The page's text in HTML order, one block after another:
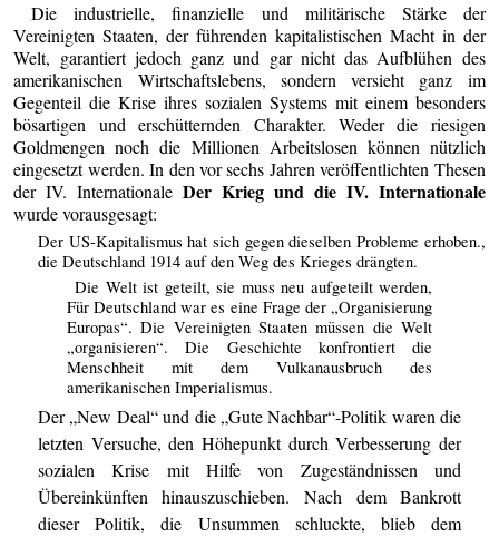
Die industrielle, finanzielle und militärische Stärke der
Vereinigten Staaten, der führenden kapitalistischen Macht in der
Welt, garantiert jedoch ganz und gar nicht das Aufblühen des
amerikanischen Wirtschaftslebens, sondern versieht ganz im
Gegenteil die Krise ihres sozialen Systems mit einem besonders
bösartigen und erschütternden Charakter. Weder die riesigen
Goldmengen noch die Millionen Arbeitslosen können nützlich
eingesetzt werden. In den vor sechs Jahren veröffentlichten Thesen
der IV. InternationaleDer Krieg und die IV. Internationale
wurde vorausgesagt:
Der US-Kapitalismus hat sich gegen dieselben Probleme erhoben.,
die Deutschland 1914 auf den Weg des Krieges drängten.
Die Welt ist geteilt, sie muss neu aufgeteilt werden,
Für Deutschland war es eine Frage der „Organisierung
Europas“. Die Vereinigten Staaten müssen die Welt
„organisieren“. Die Geschichte konfrontiert die
Menschheit mit dem Vulkanausbruch des
amerikanischen Imperialismus.
Der „New Deal“ und die „Gute Nachbar“-Politik waren die
letzten Versuche, den Höhepunkt durch Verbesserung der
sozialen Krise mit Hilfe von Zugeständnissen und
Übereinkünften hinauszuschieben. Nach dem Bankrott
dieser Politik, die Unsummen schluckte, blieb dem